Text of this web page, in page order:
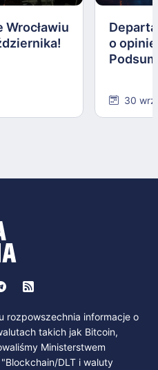
Wrocławiu
o opinie
30
rozpowszechnia informacje o
takich jak Bitcoin,
Ministerstwem
DLT i waluty